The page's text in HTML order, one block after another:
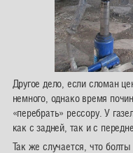
Другое дело, если сломан
немного, однако время
«перебрать» рессору. У
как с задней, так и с
Так же случается, что